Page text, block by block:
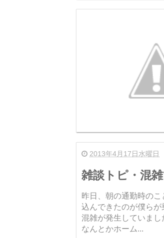
2013年4月17日水曜日
雑談トピ・混
昨日、朝の通勤時の
込んできたのが僕ら
混雑が発生していました。 僕らは7時55分くらいにホームに上がったのですが、す
なんとかホーム...